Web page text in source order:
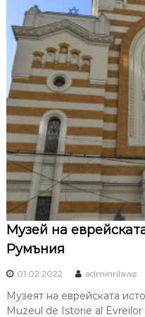
Музей на
Румъния
01.02.2022 adminrilaws
Музеят на еврейската
Muzeul de Istorie al